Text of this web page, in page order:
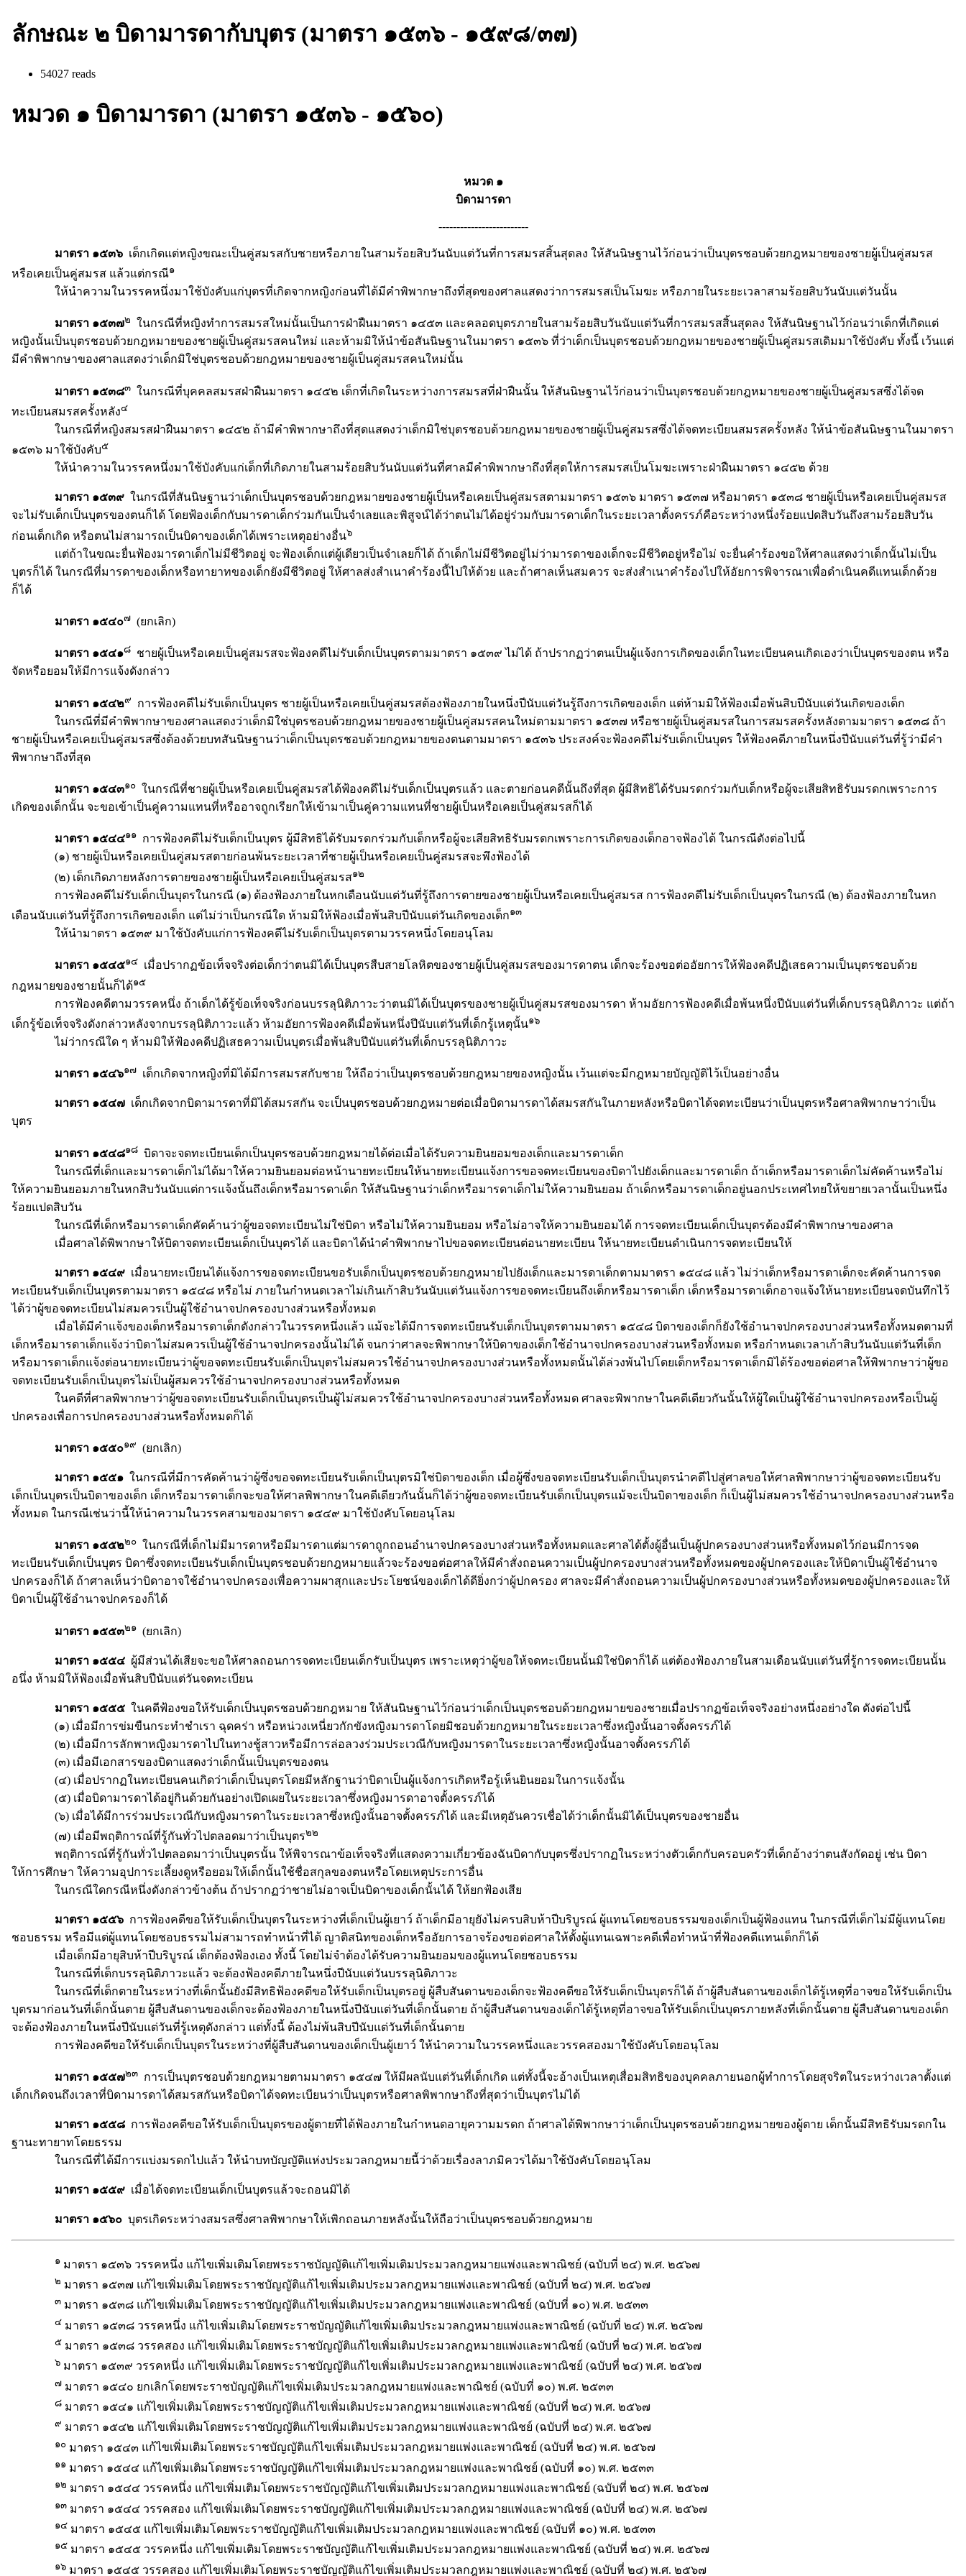
ลักษณะ ๒ บิดามารดากับบุตร (มาตรา ๑๕๓๖ - ๑๕๙๘/๓๗)
54027 reads
หมวด ๑ บิดามารดา (มาตรา ๑๕๓๖ - ๑๕๖๐)
หมวด ๑
บิดามารดา
-------------------------
มาตรา ๑๕๓๖ เด็กเกิดแต่หญิงขณะเป็นคู่สมรสกับชายหรือภายในสามร้อยสิบวันนับแต่วันที่การสมรสสิ้นสุดลง ให้สันนิษฐานไว้ก่อนว่าเป็นบุตรชอบด้วยกฎหมายของชายผู้เป็นคู่สมรส
หรือเคยเป็นคู่สมรส แล้วแต่กรณี๑
ให้นำความในวรรคหนึ่งมาใช้บังคับแก่บุตรที่เกิดจากหญิงก่อนที่ได้มีคำพิพากษาถึงที่สุดของศาลแสดงว่าการสมรสเป็นโมฆะ หรือภายในระยะเวลาสามร้อยสิบวันนับแต่วันนั้น
มาตรา ๑๕๓๗๒ ในกรณีที่หญิงทำการสมรสใหม่นั้นเป็นการฝ่าฝืนมาตรา ๑๔๕๓ และคลอดบุตรภายในสามร้อยสิบวันนับแต่วันที่การสมรสสิ้นสุดลง ให้สันนิษฐานไว้ก่อนว่าเด็กที่เกิดแต่
หญิงนั้นเป็นบุตรชอบด้วยกฎหมายของชายผู้เป็นคู่สมรสคนใหม่ และห้ามมิให้นำข้อสันนิษฐานในมาตรา ๑๕๓๖ ที่ว่าเด็กเป็นบุตรชอบด้วยกฎหมายของชายผู้เป็นคู่สมรสเดิมมาใช้บังคับ ทั้งนี้ เว้นแต่
มีคำพิพากษาของศาลแสดงว่าเด็กมิใช่บุตรชอบด้วยกฎหมายของชายผู้เป็นคู่สมรสคนใหม่นั้น
มาตรา ๑๕๓๘๓ ในกรณีที่บุคคลสมรสฝ่าฝืนมาตรา ๑๔๕๒ เด็กที่เกิดในระหว่างการสมรสที่ฝ่าฝืนนั้น ให้สันนิษฐานไว้ก่อนว่าเป็นบุตรชอบด้วยกฎหมายของชายผู้เป็นคู่สมรสซึ่งได้จด
ทะเบียนสมรสครั้งหลัง๔
ในกรณีที่หญิงสมรสฝ่าฝืนมาตรา ๑๔๕๒ ถ้ามีคำพิพากษาถึงที่สุดแสดงว่าเด็กมิใช่บุตรชอบด้วยกฎหมายของชายผู้เป็นคู่สมรสซึ่งได้จดทะเบียนสมรสครั้งหลัง ให้นำข้อสันนิษฐานในมาตรา
๑๕๓๖ มาใช้บังคับ๕
ให้นำความในวรรคหนึ่งมาใช้บังคับแก่เด็กที่เกิดภายในสามร้อยสิบวันนับแต่วันที่ศาลมีคำพิพากษาถึงที่สุดให้การสมรสเป็นโมฆะเพราะฝ่าฝืนมาตรา ๑๔๕๒ ด้วย
มาตรา ๑๕๓๙ ในกรณีที่สันนิษฐานว่าเด็กเป็นบุตรชอบด้วยกฎหมายของชายผู้เป็นหรือเคยเป็นคู่สมรสตามมาตรา ๑๕๓๖ มาตรา ๑๕๓๗ หรือมาตรา ๑๕๓๘ ชายผู้เป็นหรือเคยเป็นคู่สมรส
จะไม่รับเด็กเป็นบุตรของตนก็ได้ โดยฟ้องเด็กกับมารดาเด็กร่วมกันเป็นจำเลยและพิสูจน์ได้ว่าตนไม่ได้อยู่ร่วมกับมารดาเด็กในระยะเวลาตั้งครรภ์คือระหว่างหนึ่งร้อยแปดสิบวันถึงสามร้อยสิบวัน
ก่อนเด็กเกิด หรือตนไม่สามารถเป็นบิดาของเด็กได้เพราะเหตุอย่างอื่น๖
แต่ถ้าในขณะยื่นฟ้องมารดาเด็กไม่มีชีวิตอยู่ จะฟ้องเด็กแต่ผู้เดียวเป็นจำเลยก็ได้ ถ้าเด็กไม่มีชีวิตอยู่ไม่ว่ามารดาของเด็กจะมีชีวิตอยู่หรือไม่ จะยื่นคำร้องขอให้ศาลแสดงว่าเด็กนั้นไม่เป็น
บุตรก็ได้ ในกรณีที่มารดาของเด็กหรือทายาทของเด็กยังมีชีวิตอยู่ ให้ศาลส่งสำเนาคำร้องนี้ไปให้ด้วย และถ้าศาลเห็นสมควร จะส่งสำเนาคำร้องไปให้อัยการพิจารณาเพื่อดำเนินคดีแทนเด็กด้วย
ก็ได้
มาตรา ๑๕๔๐๗ (ยกเลิก)
มาตรา ๑๕๔๑๘ ชายผู้เป็นหรือเคยเป็นคู่สมรสจะฟ้องคดีไม่รับเด็กเป็นบุตรตามมาตรา ๑๕๓๙ ไม่ได้ ถ้าปรากฏว่าตนเป็นผู้แจ้งการเกิดของเด็กในทะเบียนคนเกิดเองว่าเป็นบุตรของตน หรือ
จัดหรือยอมให้มีการแจ้งดังกล่าว
มาตรา ๑๕๔๒๙
การฟ้องคดีไม่รับเด็กเป็นบุตร ชายผู้เป็นหรือเคยเป็นคู่สมรสต้องฟ้องภายในหนึ่งปีนับแต่วันรู้ถึงการเกิดของเด็ก แต่ห้ามมิให้ฟ้องเมื่อพ้นสิบปีนับแต่วันเกิดของเด็ก
ในกรณีที่มีคำพิพากษาของศาลแสดงว่าเด็กมิใช่บุตรชอบด้วยกฎหมายของชายผู้เป็นคู่สมรสคนใหม่ตามมาตรา ๑๕๓๗ หรือชายผู้เป็นคู่สมรสในการสมรสครั้งหลังตามมาตรา ๑๕๓๘ ถ้า
ชายผู้เป็นหรือเคยเป็นคู่สมรสซึ่งต้องด้วยบทสันนิษฐานว่าเด็กเป็นบุตรชอบด้วยกฎหมายของตนตามมาตรา ๑๕๓๖ ประสงค์จะฟ้องคดีไม่รับเด็กเป็นบุตร ให้ฟ้องคดีภายในหนึ่งปีนับแต่วันที่รู้ว่ามีคำ
พิพากษาถึงที่สุด
มาตรา ๑๕๔๓๑๐ ในกรณีที่ชายผู้เป็นหรือเคยเป็นคู่สมรสได้ฟ้องคดีไม่รับเด็กเป็นบุตรแล้ว และตายก่อนคดีนั้นถึงที่สุด ผู้มีสิทธิได้รับมรดกร่วมกับเด็กหรือผู้จะเสียสิทธิรับมรดกเพราะการ
เกิดของเด็กนั้น จะขอเข้าเป็นคู่ความแทนที่หรืออาจถูกเรียกให้เข้ามาเป็นคู่ความแทนที่ชายผู้เป็นหรือเคยเป็นคู่สมรสก็ได้
มาตรา ๑๕๔๔๑๑ การฟ้องคดีไม่รับเด็กเป็นบุตร ผู้มีสิทธิได้รับมรดกร่วมกับเด็กหรือผู้จะเสียสิทธิรับมรดกเพราะการเกิดของเด็กอาจฟ้องได้ ในกรณีดังต่อไปนี้
(๑) ชายผู้เป็นหรือเคยเป็นคู่สมรสตายก่อนพ้นระยะเวลาที่ชายผู้เป็นหรือเคยเป็นคู่สมรสจะพึงฟ้องได้
(๒) เด็กเกิดภายหลังการตายของชายผู้เป็นหรือเคยเป็นคู่สมรส๑๒
การฟ้องคดีไม่รับเด็กเป็นบุตรในกรณี (๑) ต้องฟ้องภายในหกเดือนนับแต่วันที่รู้ถึงการตายของชายผู้เป็นหรือเคยเป็นคู่สมรส การฟ้องคดีไม่รับเด็กเป็นบุตรในกรณี (๒) ต้องฟ้องภายในหก
เดือนนับแต่วันที่รู้ถึงการเกิดของเด็ก แต่ไม่ว่าเป็นกรณีใด ห้ามมิให้ฟ้องเมื่อพ้นสิบปีนับแต่วันเกิดของเด็ก๑๓
ให้นำมาตรา ๑๕๓๙ มาใช้บังคับแก่การฟ้องคดีไม่รับเด็กเป็นบุตรตามวรรคหนึ่งโดยอนุโลม
มาตรา ๑๕๔๕๑๔ เมื่อปรากฏข้อเท็จจริงต่อเด็กว่าตนมิได้เป็นบุตรสืบสายโลหิตของชายผู้เป็นคู่สมรสของมารดาตน เด็กจะร้องขอต่ออัยการให้ฟ้องคดีปฏิเสธความเป็นบุตรชอบด้วย
กฎหมายของชายนั้นก็ได้๑๕
การฟ้องคดีตามวรรคหนึ่ง ถ้าเด็กได้รู้ข้อเท็จจริงก่อนบรรลุนิติภาวะว่าตนมิได้เป็นบุตรของชายผู้เป็นคู่สมรสของมารดา ห้ามอัยการฟ้องคดีเมื่อพ้นหนึ่งปีนับแต่วันที่เด็กบรรลุนิติภาวะ แต่ถ้า
เด็กรู้ข้อเท็จจริงดังกล่าวหลังจากบรรลุนิติภาวะแล้ว ห้ามอัยการฟ้องคดีเมื่อพ้นหนึ่งปีนับแต่วันที่เด็กรู้เหตุนั้น๑๖
ไม่ว่ากรณีใด ๆ ห้ามมิให้ฟ้องคดีปฏิเสธความเป็นบุตรเมื่อพ้นสิบปีนับแต่วันที่เด็กบรรลุนิติภาวะ
มาตรา ๑๕๔๖๑๗ เด็กเกิดจากหญิงที่มิได้มีการสมรสกับชาย ให้ถือว่าเป็นบุตรชอบด้วยกฎหมายของหญิงนั้น เว้นแต่จะมีกฎหมายบัญญัติไว้เป็นอย่างอื่น
มาตรา ๑๕๔๗ เด็กเกิดจากบิดามารดาที่มิได้สมรสกัน จะเป็นบุตรชอบด้วยกฎหมายต่อเมื่อบิดามารดาได้สมรสกันในภายหลังหรือบิดาได้จดทะเบียนว่าเป็นบุตรหรือศาลพิพากษาว่าเป็น
บุตร
มาตรา ๑๕๔๘๑๘ บิดาจะจดทะเบียนเด็กเป็นบุตรชอบด้วยกฎหมายได้ต่อเมื่อได้รับความยินยอมของเด็กและมารดาเด็ก
ในกรณีที่เด็กและมารดาเด็กไม่ได้มาให้ความยินยอมต่อหน้านายทะเบียนให้นายทะเบียนแจ้งการขอจดทะเบียนของบิดาไปยังเด็กและมารดาเด็ก ถ้าเด็กหรือมารดาเด็กไม่คัดค้านหรือไม่
ให้ความยินยอมภายในหกสิบวันนับแต่การแจ้งนั้นถึงเด็กหรือมารดาเด็ก ให้สันนิษฐานว่าเด็กหรือมารดาเด็กไม่ให้ความยินยอม ถ้าเด็กหรือมารดาเด็กอยู่นอกประเทศไทยให้ขยายเวลานั้นเป็นหนึ่ง
ร้อยแปดสิบวัน
ในกรณีที่เด็กหรือมารดาเด็กคัดค้านว่าผู้ขอจดทะเบียนไม่ใช่บิดา หรือไม่ให้ความยินยอม หรือไม่อาจให้ความยินยอมได้ การจดทะเบียนเด็กเป็นบุตรต้องมีคำพิพากษาของศาล
เมื่อศาลได้พิพากษาให้บิดาจดทะเบียนเด็กเป็นบุตรได้ และบิดาได้นำคำพิพากษาไปขอจดทะเบียนต่อนายทะเบียน ให้นายทะเบียนดำเนินการจดทะเบียนให้
มาตรา ๑๕๔๙ เมื่อนายทะเบียนได้แจ้งการขอจดทะเบียนขอรับเด็กเป็นบุตรชอบด้วยกฎหมายไปยังเด็กและมารดาเด็กตามมาตรา ๑๕๔๘ แล้ว ไม่ว่าเด็กหรือมารดาเด็กจะคัดค้านการจด
ทะเบียนรับเด็กเป็นบุตรตามมาตรา ๑๕๔๘ หรือไม่ ภายในกำหนดเวลาไม่เกินเก้าสิบวันนับแต่วันแจ้งการขอจดทะเบียนถึงเด็กหรือมารดาเด็ก เด็กหรือมารดาเด็กอาจแจ้งให้นายทะเบียนจดบันทึกไว้
ได้ว่าผู้ขอจดทะเบียนไม่สมควรเป็นผู้ใช้อำนาจปกครองบางส่วนหรือทั้งหมด
เมื่อได้มีคำแจ้งของเด็กหรือมารดาเด็กดังกล่าวในวรรคหนึ่งแล้ว แม้จะได้มีการจดทะเบียนรับเด็กเป็นบุตรตามมาตรา ๑๕๔๘ บิดาของเด็กก็ยังใช้อำนาจปกครองบางส่วนหรือทั้งหมดตามที่
เด็กหรือมารดาเด็กแจ้งว่าบิดาไม่สมควรเป็นผู้ใช้อำนาจปกครองนั้นไม่ได้ จนกว่าศาลจะพิพากษาให้บิดาของเด็กใช้อำนาจปกครองบางส่วนหรือทั้งหมด หรือกำหนดเวลาเก้าสิบวันนับแต่วันที่เด็ก
หรือมารดาเด็กแจ้งต่อนายทะเบียนว่าผู้ขอจดทะเบียนรับเด็กเป็นบุตรไม่สมควรใช้อำนาจปกครองบางส่วนหรือทั้งหมดนั้นได้ล่วงพ้นไปโดยเด็กหรือมารดาเด็กมิได้ร้องขอต่อศาลให้พิพากษาว่าผู้ขอ
จดทะเบียนรับเด็กเป็นบุตรไม่เป็นผู้สมควรใช้อำนาจปกครองบางส่วนหรือทั้งหมด
ในคดีที่ศาลพิพากษาว่าผู้ขอจดทะเบียนรับเด็กเป็นบุตรเป็นผู้ไม่สมควรใช้อำนาจปกครองบางส่วนหรือทั้งหมด ศาลจะพิพากษาในคดีเดียวกันนั้นให้ผู้ใดเป็นผู้ใช้อำนาจปกครองหรือเป็นผู้
ปกครองเพื่อการปกครองบางส่วนหรือทั้งหมดก็ได้
มาตรา ๑๕๕๐๑๙ (ยกเลิก)
มาตรา ๑๕๕๑ ในกรณีที่มีการคัดค้านว่าผู้ซึ่งขอจดทะเบียนรับเด็กเป็นบุตรมิใช่บิดาของเด็ก เมื่อผู้ซึ่งขอจดทะเบียนรับเด็กเป็นบุตรนำคดีไปสู่ศาลขอให้ศาลพิพากษาว่าผู้ขอจดทะเบียนรับ
เด็กเป็นบุตรเป็นบิดาของเด็ก เด็กหรือมารดาเด็กจะขอให้ศาลพิพากษาในคดีเดียวกันนั้นก็ได้ว่าผู้ขอจดทะเบียนรับเด็กเป็นบุตรแม้จะเป็นบิดาของเด็ก ก็เป็นผู้ไม่สมควรใช้อำนาจปกครองบางส่วนหรือ
ทั้งหมด ในกรณีเช่นว่านี้ให้นำความในวรรคสามของมาตรา ๑๕๔๙ มาใช้บังคับโดยอนุโลม
มาตรา ๑๕๕๒๒๐ ในกรณีที่เด็กไม่มีมารดาหรือมีมารดาแต่มารดาถูกถอนอำนาจปกครองบางส่วนหรือทั้งหมดและศาลได้ตั้งผู้อื่นเป็นผู้ปกครองบางส่วนหรือทั้งหมดไว้ก่อนมีการจด
ทะเบียนรับเด็กเป็นบุตร บิดาซึ่งจดทะเบียนรับเด็กเป็นบุตรชอบด้วยกฎหมายแล้วจะร้องขอต่อศาลให้มีคำสั่งถอนความเป็นผู้ปกครองบางส่วนหรือทั้งหมดของผู้ปกครองและให้บิดาเป็นผู้ใช้อำนาจ
ปกครองก็ได้ ถ้าศาลเห็นว่าบิดาอาจใช้อำนาจปกครองเพื่อความผาสุกและประโยชน์ของเด็กได้ดียิ่งกว่าผู้ปกครอง ศาลจะมีคำสั่งถอนความเป็นผู้ปกครองบางส่วนหรือทั้งหมดของผู้ปกครองและให้
บิดาเป็นผู้ใช้อำนาจปกครองก็ได้
มาตรา ๑๕๕๓๒๑ (ยกเลิก)
มาตรา ๑๕๕๔ ผู้มีส่วนได้เสียจะขอให้ศาลถอนการจดทะเบียนเด็กรับเป็นบุตร เพราะเหตุว่าผู้ขอให้จดทะเบียนนั้นมิใช่บิดาก็ได้ แต่ต้องฟ้องภายในสามเดือนนับแต่วันที่รู้การจดทะเบียนนั้น
อนึ่ง ห้ามมิให้ฟ้องเมื่อพ้นสิบปีนับแต่วันจดทะเบียน
มาตรา ๑๕๕๕ ในคดีฟ้องขอให้รับเด็กเป็นบุตรชอบด้วยกฎหมาย ให้สันนิษฐานไว้ก่อนว่าเด็กเป็นบุตรชอบด้วยกฎหมายของชายเมื่อปรากฏข้อเท็จจริงอย่างหนึ่งอย่างใด ดังต่อไปนี้
(๑) เมื่อมีการข่มขืนกระทำชำเรา ฉุดคร่า หรือหน่วงเหนี่ยวกักขังหญิงมารดาโดยมิชอบด้วยกฎหมายในระยะเวลาซึ่งหญิงนั้นอาจตั้งครรภ์ได้
(๒) เมื่อมีการลักพาหญิงมารดาไปในทางชู้สาวหรือมีการล่อลวงร่วมประเวณีกับหญิงมารดาในระยะเวลาซึ่งหญิงนั้นอาจตั้งครรภ์ได้
(๓) เมื่อมีเอกสารของบิดาแสดงว่าเด็กนั้นเป็นบุตรของตน
(๔) เมื่อปรากฏในทะเบียนคนเกิดว่าเด็กเป็นบุตรโดยมีหลักฐานว่าบิดาเป็นผู้แจ้งการเกิดหรือรู้เห็นยินยอมในการแจ้งนั้น
(๕) เมื่อบิดามารดาได้อยู่กินด้วยกันอย่างเปิดเผยในระยะเวลาซึ่งหญิงมารดาอาจตั้งครรภ์ได้
(๖) เมื่อได้มีการร่วมประเวณีกับหญิงมารดาในระยะเวลาซึ่งหญิงนั้นอาจตั้งครรภ์ได้ และมีเหตุอันควรเชื่อได้ว่าเด็กนั้นมิได้เป็นบุตรของชายอื่น
(๗) เมื่อมีพฤติการณ์ที่รู้กันทั่วไปตลอดมาว่าเป็นบุตร๒๒
พฤติการณ์ที่รู้กันทั่วไปตลอดมาว่าเป็นบุตรนั้น ให้พิจารณาข้อเท็จจริงที่แสดงความเกี่ยวข้องฉันบิดากับบุตรซึ่งปรากฏในระหว่างตัวเด็กกับครอบครัวที่เด็กอ้างว่าตนสังกัดอยู่ เช่น บิดา
ให้การศึกษา ให้ความอุปการะเลี้ยงดูหรือยอมให้เด็กนั้นใช้ชื่อสกุลของตนหรือโดยเหตุประการอื่น
ในกรณีใดกรณีหนึ่งดังกล่าวข้างต้น ถ้าปรากฏว่าชายไม่อาจเป็นบิดาของเด็กนั้นได้ ให้ยกฟ้องเสีย
มาตรา ๑๕๕๖ การฟ้องคดีขอให้รับเด็กเป็นบุตรในระหว่างที่เด็กเป็นผู้เยาว์ ถ้าเด็กมีอายุยังไม่ครบสิบห้าปีบริบูรณ์ ผู้แทนโดยชอบธรรมของเด็กเป็นผู้ฟ้องแทน ในกรณีที่เด็กไม่มีผู้แทนโดย
ชอบธรรม หรือมีแต่ผู้แทนโดยชอบธรรมไม่สามารถทำหน้าที่ได้ ญาติสนิทของเด็กหรืออัยการอาจร้องขอต่อศาลให้ตั้งผู้แทนเฉพาะคดีเพื่อทำหน้าที่ฟ้องคดีแทนเด็กก็ได้
เมื่อเด็กมีอายุสิบห้าปีบริบูรณ์ เด็กต้องฟ้องเอง ทั้งนี้ โดยไม่จำต้องได้รับความยินยอมของผู้แทนโดยชอบธรรม
ในกรณีที่เด็กบรรลุนิติภาวะแล้ว จะต้องฟ้องคดีภายในหนึ่งปีนับแต่วันบรรลุนิติภาวะ
ในกรณีที่เด็กตายในระหว่างที่เด็กนั้นยังมีสิทธิฟ้องคดีขอให้รับเด็กเป็นบุตรอยู่ ผู้สืบสันดานของเด็กจะฟ้องคดีขอให้รับเด็กเป็นบุตรก็ได้ ถ้าผู้สืบสันดานของเด็กได้รู้เหตุที่อาจขอให้รับเด็กเป็น
บุตรมาก่อนวันที่เด็กนั้นตาย ผู้สืบสันดานของเด็กจะต้องฟ้องภายในหนึ่งปีนับแต่วันที่เด็กนั้นตาย ถ้าผู้สืบสันดานของเด็กได้รู้เหตุที่อาจขอให้รับเด็กเป็นบุตรภายหลังที่เด็กนั้นตาย ผู้สืบสันดานของเด็ก
จะต้องฟ้องภายในหนึ่งปีนับแต่วันที่รู้เหตุดังกล่าว แต่ทั้งนี้ ต้องไม่พ้นสิบปีนับแต่วันที่เด็กนั้นตาย
การฟ้องคดีขอให้รับเด็กเป็นบุตรในระหว่างที่ผู้สืบสันดานของเด็กเป็นผู้เยาว์ ให้นำความในวรรคหนึ่งและวรรคสองมาใช้บังคับโดยอนุโลม
มาตรา ๑๕๕๗๒๓ การเป็นบุตรชอบด้วยกฎหมายตามมาตรา ๑๕๔๗ ให้มีผลนับแต่วันที่เด็กเกิด แต่ทั้งนี้จะอ้างเป็นเหตุเสื่อมสิทธิของบุคคลภายนอกผู้ทำการโดยสุจริตในระหว่างเวลาตั้งแต่
เด็กเกิดจนถึงเวลาที่บิดามารดาได้สมรสกันหรือบิดาได้จดทะเบียนว่าเป็นบุตรหรือศาลพิพากษาถึงที่สุดว่าเป็นบุตรไม่ได้
มาตรา ๑๕๕๘ การฟ้องคดีขอให้รับเด็กเป็นบุตรของผู้ตายที่ได้ฟ้องภายในกำหนดอายุความมรดก ถ้าศาลได้พิพากษาว่าเด็กเป็นบุตรชอบด้วยกฎหมายของผู้ตาย เด็กนั้นมีสิทธิรับมรดกใน
ฐานะทายาทโดยธรรม
ในกรณีที่ได้มีการแบ่งมรดกไปแล้ว ให้นำบทบัญญัติแห่งประมวลกฎหมายนี้ว่าด้วยเรื่องลาภมิควรได้มาใช้บังคับโดยอนุโลม
มาตรา ๑๕๕๙ เมื่อได้จดทะเบียนเด็กเป็นบุตรแล้วจะถอนมิได้
มาตรา ๑๕๖๐ บุตรเกิดระหว่างสมรสซึ่งศาลพิพากษาให้เพิกถอนภายหลังนั้นให้ถือว่าเป็นบุตรชอบด้วยกฎหมาย
๑ มาตรา ๑๕๓๖ วรรคหนึ่ง แก้ไขเพิ่มเติมโดยพระราชบัญญัติแก้ไขเพิ่มเติมประมวลกฎหมายแพ่งและพาณิชย์ (ฉบับที่ ๒๔) พ.ศ. ๒๕๖๗
๒ มาตรา ๑๕๓๗ แก้ไขเพิ่มเติมโดยพระราชบัญญัติแก้ไขเพิ่มเติมประมวลกฎหมายแพ่งและพาณิชย์ (ฉบับที่ ๒๔) พ.ศ. ๒๕๖๗
๓ มาตรา ๑๕๓๘ แก้ไขเพิ่มเติมโดยพระราชบัญญัติแก้ไขเพิ่มเติมประมวลกฎหมายแพ่งและพาณิชย์ (ฉบับที่ ๑๐) พ.ศ. ๒๕๓๓
๔ มาตรา ๑๕๓๘ วรรคหนึ่ง แก้ไขเพิ่มเติมโดยพระราชบัญญัติแก้ไขเพิ่มเติมประมวลกฎหมายแพ่งและพาณิชย์ (ฉบับที่ ๒๔) พ.ศ. ๒๕๖๗
๕ มาตรา ๑๕๓๘ วรรคสอง แก้ไขเพิ่มเติมโดยพระราชบัญญัติแก้ไขเพิ่มเติมประมวลกฎหมายแพ่งและพาณิชย์ (ฉบับที่ ๒๔) พ.ศ. ๒๕๖๗
๖ มาตรา ๑๕๓๙ วรรคหนึ่ง แก้ไขเพิ่มเติมโดยพระราชบัญญัติแก้ไขเพิ่มเติมประมวลกฎหมายแพ่งและพาณิชย์ (ฉบับที่ ๒๔) พ.ศ. ๒๕๖๗
๗ มาตรา ๑๕๔๐ ยกเลิกโดยพระราชบัญญัติแก้ไขเพิ่มเติมประมวลกฎหมายแพ่งและพาณิชย์ (ฉบับที่ ๑๐) พ.ศ. ๒๕๓๓
๘ มาตรา ๑๕๔๑ แก้ไขเพิ่มเติมโดยพระราชบัญญัติแก้ไขเพิ่มเติมประมวลกฎหมายแพ่งและพาณิชย์ (ฉบับที่ ๒๔) พ.ศ. ๒๕๖๗
๙ มาตรา ๑๕๔๒ แก้ไขเพิ่มเติมโดยพระราชบัญญัติแก้ไขเพิ่มเติมประมวลกฎหมายแพ่งและพาณิชย์ (ฉบับที่ ๒๔) พ.ศ. ๒๕๖๗
๑๐ มาตรา ๑๕๔๓ แก้ไขเพิ่มเติมโดยพระราชบัญญัติแก้ไขเพิ่มเติมประมวลกฎหมายแพ่งและพาณิชย์ (ฉบับที่ ๒๔) พ.ศ. ๒๕๖๗
๑๑ มาตรา ๑๕๔๔ แก้ไขเพิ่มเติมโดยพระราชบัญญัติแก้ไขเพิ่มเติมประมวลกฎหมายแพ่งและพาณิชย์ (ฉบับที่ ๑๐) พ.ศ. ๒๕๓๓
๑๒ มาตรา ๑๕๔๔ วรรคหนึ่ง แก้ไขเพิ่มเติมโดยพระราชบัญญัติแก้ไขเพิ่มเติมประมวลกฎหมายแพ่งและพาณิชย์ (ฉบับที่ ๒๔) พ.ศ. ๒๕๖๗
๑๓ มาตรา ๑๕๔๔ วรรคสอง แก้ไขเพิ่มเติมโดยพระราชบัญญัติแก้ไขเพิ่มเติมประมวลกฎหมายแพ่งและพาณิชย์ (ฉบับที่ ๒๔) พ.ศ. ๒๕๖๗
๑๔ มาตรา ๑๕๔๕ แก้ไขเพิ่มเติมโดยพระราชบัญญัติแก้ไขเพิ่มเติมประมวลกฎหมายแพ่งและพาณิชย์ (ฉบับที่ ๑๐) พ.ศ. ๒๕๓๓
๑๕ มาตรา ๑๕๔๕ วรรคหนึ่ง แก้ไขเพิ่มเติมโดยพระราชบัญญัติแก้ไขเพิ่มเติมประมวลกฎหมายแพ่งและพาณิชย์ (ฉบับที่ ๒๔) พ.ศ. ๒๕๖๗
๑๖ มาตรา ๑๕๔๕ วรรคสอง แก้ไขเพิ่มเติมโดยพระราชบัญญัติแก้ไขเพิ่มเติมประมวลกฎหมายแพ่งและพาณิชย์ (ฉบับที่ ๒๔) พ.ศ. ๒๕๖๗